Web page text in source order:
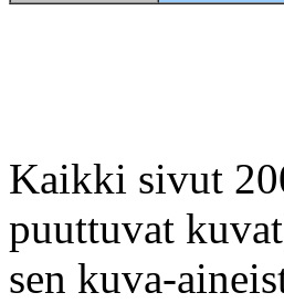
Kaikki sivut
puuttuvat
sen kuva-